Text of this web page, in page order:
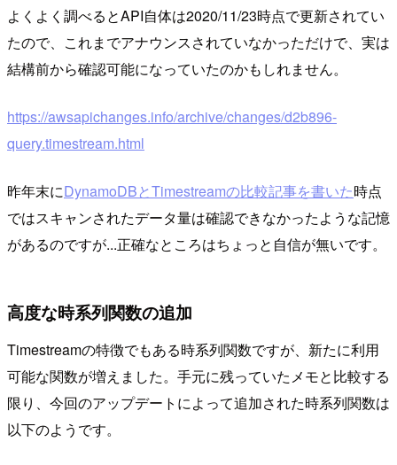
よくよく調べるとAPI自体は2020/11/23時点で更新されてい
たので、これまでアナウンスされていなかっただけで、実は
結構前から確認可能になっていたのかもしれません。
https://awsapichanges.info/archive/changes/d2b896-
query.timestream.html
昨年末にDynamoDBとTimestreamの比較記事を書いた時点
ではスキャンされたデータ量は確認できなかったような記憶
があるのですが...正確なところはちょっと自信が無いです。
高度な時系列関数の追加
Timestreamの特徴でもある時系列関数ですが、新たに利用
可能な関数が増えました。手元に残っていたメモと比較する
限り、今回のアップデートによって追加された時系列関数は
以下のようです。